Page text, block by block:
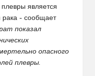
является
– сообщает
показал
опасного
плевры.